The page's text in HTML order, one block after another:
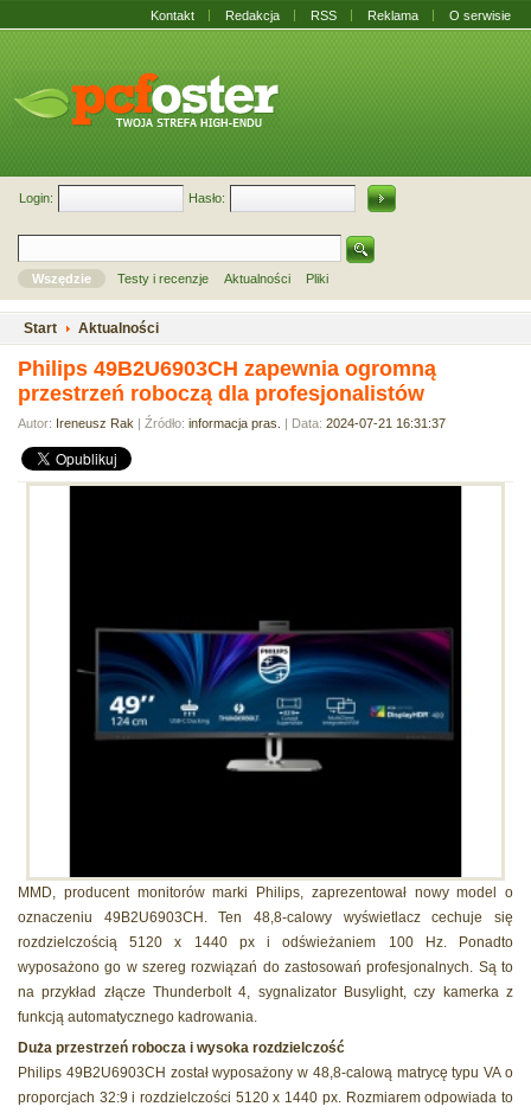
Kontakt Redakcja RSS Reklama O serwisie
Login: Hasło:
Wszędzie Testy i recenzje Aktualności Pliki
Start Aktualności
Philips 49B2U6903CH zapewnia ogromną
przestrzeń roboczą dla profesjonalistów
Autor: Ireneusz Rak | Źródło: informacja pras. | Data: 2024-07-21 16:31:37
MMD, producent monitorów marki Philips, zaprezentował nowy model o
oznaczeniu 49B2U6903CH. Ten 48,8-calowy wyświetlacz cechuje się
rozdzielczością 5120 x 1440 px i odświeżaniem 100 Hz. Ponadto
wyposażono go w szereg rozwiązań do zastosowań profesjonalnych. Są to
na przykład złącze Thunderbolt 4, sygnalizator Busylight, czy kamerka z
funkcją automatycznego kadrowania.
Duża przestrzeń robocza i wysoka rozdzielczość
Philips 49B2U6903CH został wyposażony w 48,8-calową matrycę typu VA o
proporcjach 32:9 i rozdzielczości 5120 x 1440 px. Rozmiarem odpowiada to